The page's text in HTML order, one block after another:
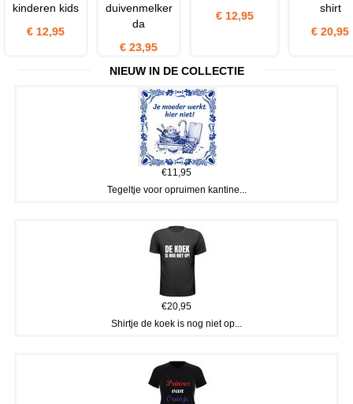
kinderen kids
€ 12,95
duivenmelker
da
€ 23,95
€ 12,95
shirt
€ 20,95
NIEUW IN DE COLLECTIE
€11,95
Tegeltje voor opruimen kantine...
€20,95
Shirtje de koek is nog niet op...